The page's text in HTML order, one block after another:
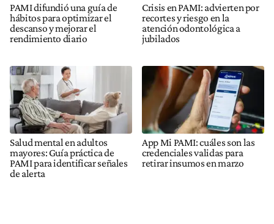
PAMI difundió una guía de
hábitos para optimizar el
descanso y mejorar el
rendimiento diario
Crisis en PAMI: advierten por
recortes y riesgo en la
atención odontológica a
jubilados
Salud mental en adultos
mayores: Guía práctica de
PAMI para identificar señales
de alerta
App Mi PAMI: cuáles son las
credenciales validas para
retirar insumos en marzo